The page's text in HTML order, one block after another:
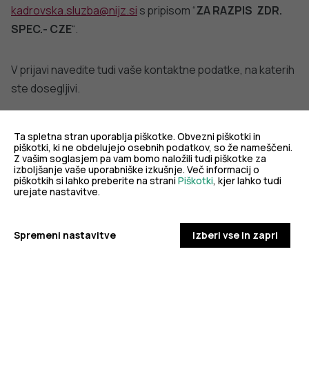
kadrovska.sluzba@nijz.si s pripisom “ZA RAZPIS ZDR.
SPEC.- CZE“.
V prijavi navedite tudi vaše kontaktne podatke, na katerih
ste dosegljivi.
Za dodatne informacije smo vam na voljo na e-naslovu:
kadrovska.sluzba@nijz.si.
Možnost prijavevključno do 31. 10. 2023
Ta spletna stran uporablja piškotke. Obvezni piškotki in
piškotki, ki ne obdelujejo osebnih podatkov, so že nameščeni.
Z vašim soglasjem pa vam bomo naložili tudi piškotke za
izboljšanje vaše uporabniške izkušnje. Več informacij o
piškotkih si lahko preberite na strani Piškotki, kjer lahko tudi
urejate nastavitve.
Spremeni nastavitve Izberi vse in zapri